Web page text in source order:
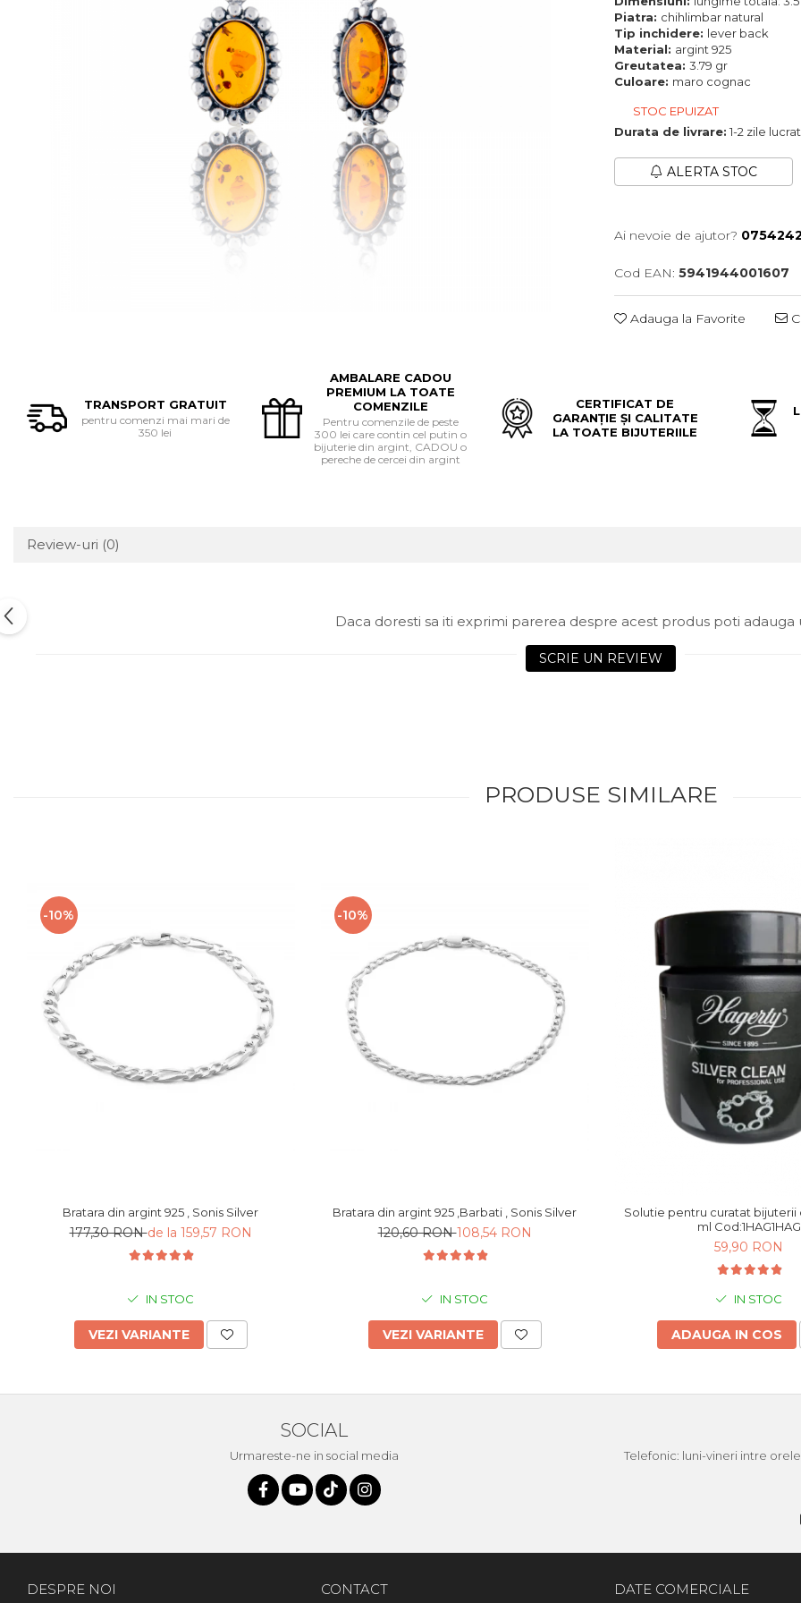
Piatra: chihlimbar natural
Tip inchidere: lever back
Material: argint 925
Greutatea: 3.79 gr
Culoare: maro cognac
STOC EPUIZAT
Durata de livrare: 1-2 zile
ALERTA STOC
Ai nevoie de ajutor?
Cod EAN: 5941944001607
Adauga la Favorite
TRANSPORT GRATUIT
pentru comenzi mai mari de
350 lei
AMBALARE CADOU
PREMIUM LA TOATE
COMENZILE
Pentru comenzile de peste
300 lei care contin cel putin o
bijuterie din argint, CADOU o
pereche de cercei din argint
CERTIFICAT DE
GARANȚIE ȘI CALITATE
LA TOATE BIJUTERIILE
Review-uri (0)
Daca doresti sa iti exprimi parerea despre acest produs poti adauga
SCRIE UN REVIEW
PRODUSE SIMILARE
-10%
Bratara din argint 925 , Sonis Silver
177,30 RONde la 159,57 RON
IN STOC
VEZI VARIANTE
-10%
Bratara din argint 925 ,Barbati , Sonis Silver
120,60 RON108,54 RON
IN STOC
VEZI VARIANTE
Solutie pentru curatat bijuterii
ml Cod:1HAG1HAG
59,90 RON
IN STOC
ADAUGA IN COS
SOCIAL
Urmareste-ne in social media Telefonic: luni-vineri intre
DESPRE NOI CONTACT DATE COMERCIALE